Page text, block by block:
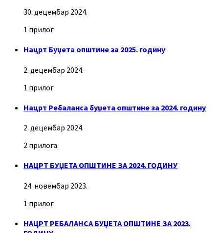
30. децембар 2024.
1 прилог
Нацрт Буџета општине за 2025. годину
2. децембар 2024.
1 прилог
Нацрт Ребаланса буџета општине за 2024. годину
2. децембар 2024.
2 прилога
НАЦРТ БУЏЕТА ОПШТИНЕ ЗА 2024. ГОДИНУ
24. новембар 2023.
1 прилог
НАЦРТ РЕБАЛАНСА БУЏЕТА ОПШТИНЕ ЗА 2023.